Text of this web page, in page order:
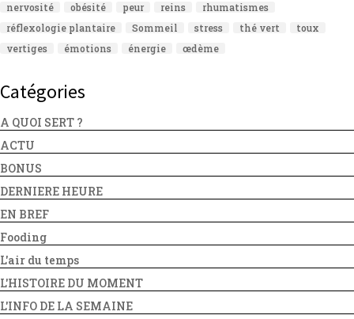
nervosité
obésité peur reins
rhumatismes
réflexologie plantaire
Sommeil stress thé vert
toux
vertiges
émotions énergie œdème
Catégories
A QUOI SERT ?
ACTU
BONUS
DERNIERE HEURE
EN BREF
Fooding
L'air du temps
L'HISTOIRE DU MOMENT
L'INFO DE LA SEMAINE